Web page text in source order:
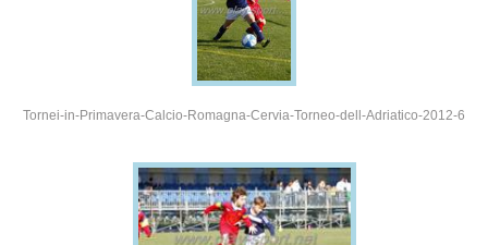
Tornei-in-Primavera-Calcio-Romagna-Cervia-Torneo-dell-Adriatico-2012-6